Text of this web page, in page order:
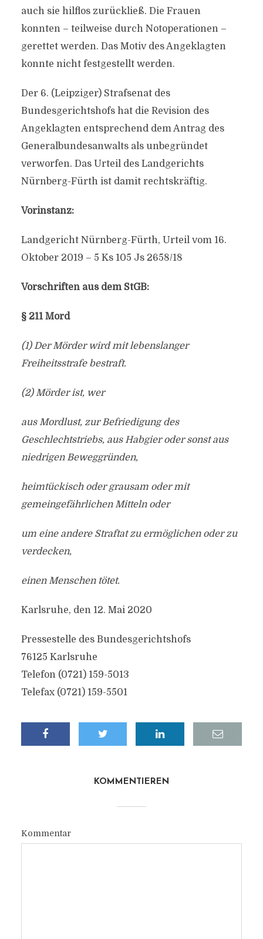
auch sie hilflos zurückließ. Die Frauen
konnten – teilweise durch Notoperationen –
gerettet werden. Das Motiv des Angeklagten
konnte nicht festgestellt werden.
Der 6. (Leipziger) Strafsenat des
Bundesgerichtshofs hat die Revision des
Angeklagten entsprechend dem Antrag des
Generalbundesanwalts als unbegründet
verworfen. Das Urteil des Landgerichts
Nürnberg-Fürth ist damit rechtskräftig.
Vorinstanz:
Landgericht Nürnberg-Fürth, Urteil vom 16.
Oktober 2019 – 5 Ks 105 Js 2658/18
Vorschriften aus dem StGB:
§ 211 Mord
(1) Der Mörder wird mit lebenslanger
Freiheitsstrafe bestraft.
(2) Mörder ist, wer
aus Mordlust, zur Befriedigung des
Geschlechtstriebs, aus Habgier oder sonst aus
niedrigen Beweggründen,
heimtückisch oder grausam oder mit
gemeingefährlichen Mitteln oder
um eine andere Straftat zu ermöglichen oder zu
verdecken,
einen Menschen tötet.
Karlsruhe, den 12. Mai 2020
Pressestelle des Bundesgerichtshofs
76125 Karlsruhe
Telefon (0721) 159-5013
Telefax (0721) 159-5501
KOMMENTIEREN
Kommentar